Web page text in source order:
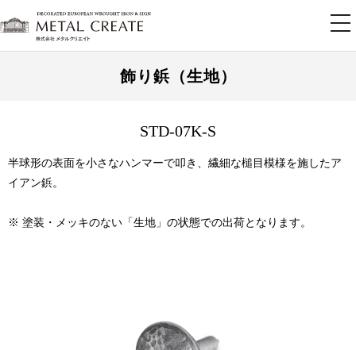
飾り鋲（生地）
STD-07K-S
半球形の表面を小さなハンマーで叩き、繊細な槌目模様を施したア
イアン鋲。
※ 塗装・メッキのない「生地」の状態での出荷となります。